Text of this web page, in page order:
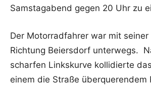
Samstagabend gegen 20 Uhr zu
Der Motorradfahrer war mit seiner
Richtung Beiersdorf unterwegs.
scharfen Linkskurve kollidierte
einem die Straße überquerendem